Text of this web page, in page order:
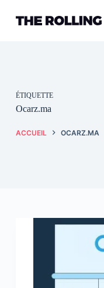
contenu
ÉTIQUETTE
Ocarz.ma
ACCUEIL OCARZ.MA